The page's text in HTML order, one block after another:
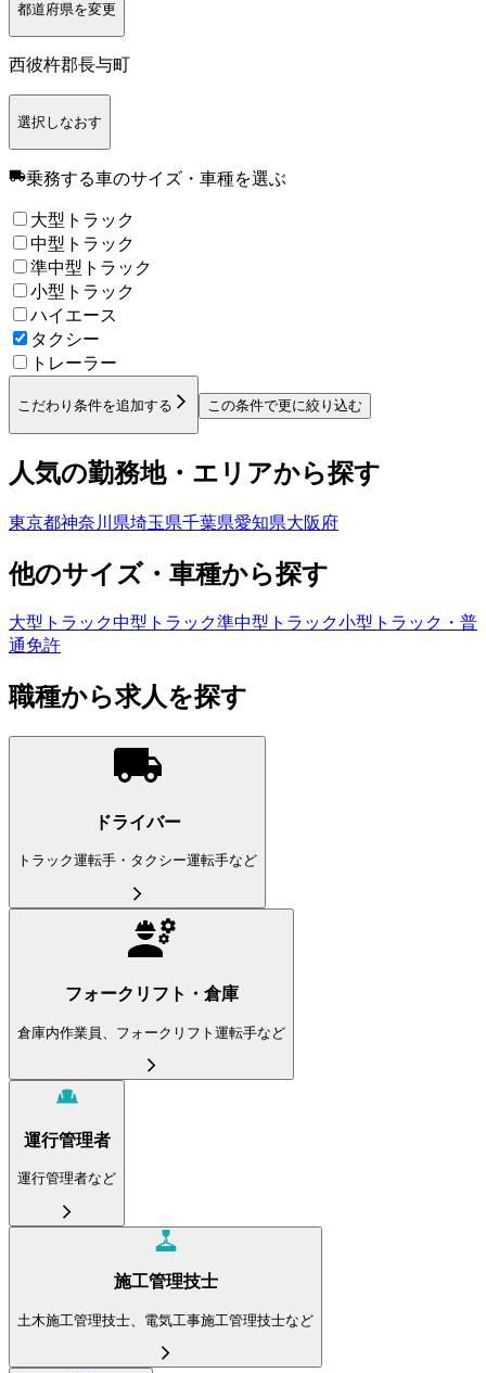
都道府県を変更
西彼杵郡長与町
選択しなおす
乗務する車のサイズ・車種を選ぶ
大型トラック
中型トラック
準中型トラック
小型トラック
ハイエース
タクシー
トレーラー
こだわり条件を追加する この条件で更に絞り込む
人気の勤務地・エリアから探す
東京都神奈川県埼玉県千葉県愛知県大阪府
他のサイズ・車種から探す
大型トラック中型トラック準中型トラック小型トラック・普
通免許
職種から求人を探す
ドライバー
トラック運転手・タクシー運転手など
フォークリフト・倉庫
倉庫内作業員、フォークリフト運転手など
運行管理者
運行管理者など
施工管理技士
土木施工管理技士、電気工事施工管理技士など